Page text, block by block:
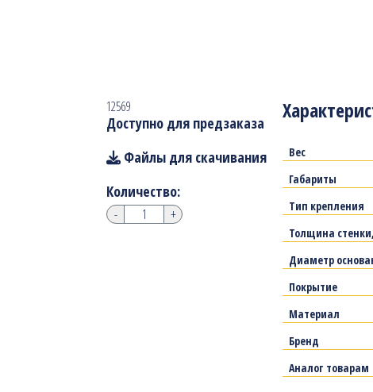
Вес
Габариты
Тип крепления
Толщина
Диаметр
Покрытие
Материал
Бренд
Аналог товарам
12569
Доступно для предзаказа
Файлы для скачивания
Количество:
- +